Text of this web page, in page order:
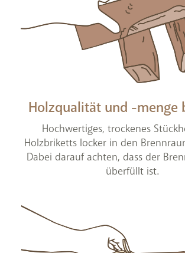
Holzqualität und -menge
Hochwertiges, trockenes
Holzbriketts locker in den
Dabei darauf achten, dass der
überfüllt ist.